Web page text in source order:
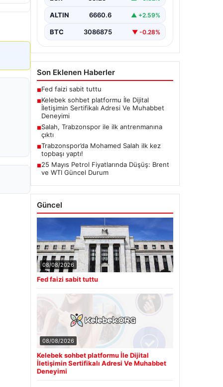
tarzda iletişim kurması büyük bir
ALTIN 6660.6 ▲ +2.59%
BTC 3086875 ▼ -0.28%
Son Eklenen Haberler
■Fed faizi sabit tuttu
■Kelebek sohbet platformu İle Dijital
İletişimin Sertifikalı Adresi Ve Muhabbet
Deneyimi
■Salah, Trabzonspor ile ilk antrenmanına
çıktı
■Trabzonspor’da Mohamed Salah ilk kez
topbaşı yaptı!
■25 Mayıs Petrol Fiyatlarında Düşüş: Brent
ve WTI Güncel Durum
Güncel
08/08/2026
Fed faizi sabit tuttu
08/08/2026
Kelebek sohbet platformu İle Dijital
İletişimin Sertifikalı Adresi Ve Muhabbet
Deneyimi